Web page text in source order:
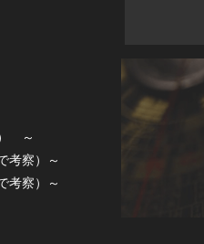
～
考察）～
考察）～